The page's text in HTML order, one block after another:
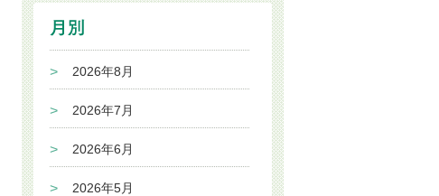
2026年8月
2026年7月
2026年6月
2026年5月